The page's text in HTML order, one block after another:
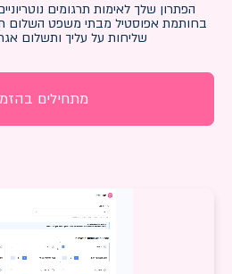
הפתרון שלך לאימות תרגומים
שליחות על עליך ותשלום
מתחילים